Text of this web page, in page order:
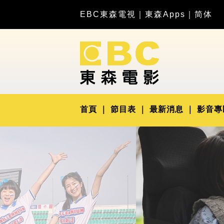
EBC東森電視 東森Apps 简体
首頁 節目表 最新消息 影音專